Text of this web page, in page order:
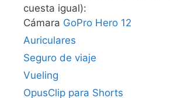
cuesta igual):
Cámara GoPro Hero 12
Auriculares
Seguro de viaje
Vueling
OpusClip para Shorts